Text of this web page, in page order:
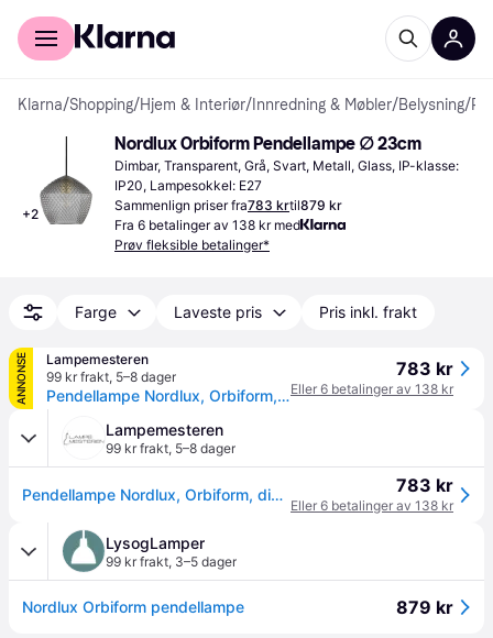
For kunder
Klarna/Shopping/Hjem & Interiør/ Innredning & Møbler/Belysning/
+2
Nordlux Orbiform Pendellampe ∅ 23cm
Dimbar, Transparent, Grå, Svart, Metall, Glass, IP-klasse:
IP20, Lampesokkel: E27
Sammenlign priser fra783 krtil879 kr
Fra 6 betalinger av 138 kr med
Prøv fleksible betalinger*
Farge Laveste pris Pris inkl. frakt
ANNONSE
Lampemesteren
99 kr frakt, 5–8 dager
Pendellampe Nordlux, Orbiform, dimmbar, Grå, Stue, Glass, Moderne
783 kr
Eller 6 betalinger av 138 kr
Lampemesteren
99 kr frakt, 5–8 dager
Pendellampe Nordlux, Orbiform, dimmbar, Grå, Stue, Glass, Moderne 783 kr
Eller 6 betalinger av 138 kr
LysogLamper
99 kr frakt, 3–5 dager
Nordlux Orbiform pendellampe 879 kr